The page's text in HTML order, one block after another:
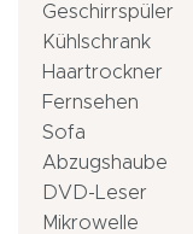
Geschirrspüler
Kühlschrank
Haartrockner
Fernsehen
Sofa
Abzugshaube
DVD-Leser
Mikrowelle